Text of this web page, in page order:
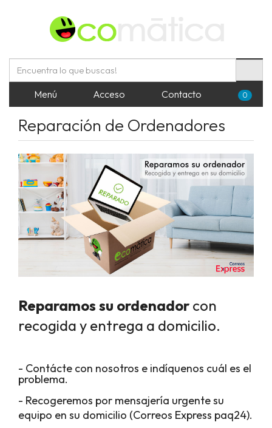
Menú Acceso Contacto 0
Reparación de Ordenadores
Reparamos su ordenador con
recogida y entrega a domicilio.
- Contácte con nosotros e indíquenos cuál es el
problema.
- Recogeremos por mensajería urgente su
equipo en su domicilio (Correos Express paq24).